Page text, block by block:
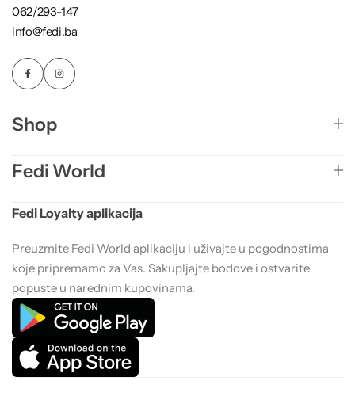
062/293-147
info@fedi.ba
Shop
Fedi World
Fedi Loyalty aplikacija
Preuzmite Fedi World aplikaciju i uživajte u pogodnostima
koje pripremamo za Vas. Sakupljajte bodove i ostvarite
popuste u narednim kupovinama.